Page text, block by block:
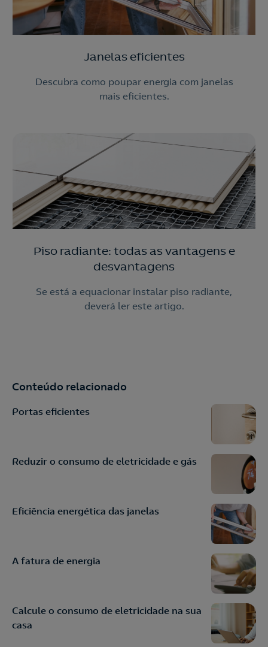
Janelas eficientes
Descubra como poupar energia com janelas
mais eficientes.
Piso radiante: todas as vantagens e
desvantagens
Se está a equacionar instalar piso radiante,
deverá ler este artigo.
Conteúdo relacionado
Portas eficientes
Reduzir o consumo de eletricidade e gás
Eficiência energética das janelas
A fatura de energia
Calcule o consumo de eletricidade na sua
casa